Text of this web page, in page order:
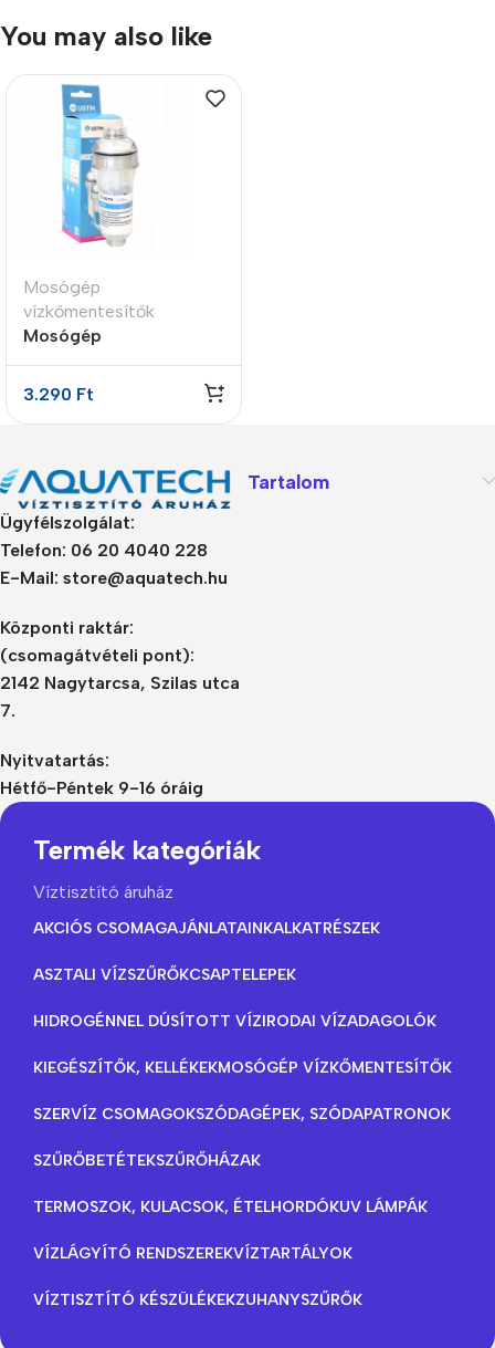
You may also like
Mosógép
vízkőmentesítők
Mosógép
polifoszfáttal
3.290 Ft
Ügyfélszolgálat:
Telefon: 06 20 4040 228
E-Mail: store@aquatech.hu
Központi raktár:
(csomagátvételi pont):
2142 Nagytarcsa, Szilas utca
7.
Nyitvatartás:
Hétfő-Péntek 9-16 óráig
Tartalom
Termék kategóriák
Víztisztító áruház
AKCIÓS CSOMAGAJÁNLATAINKALKATRÉSZEK
ASZTALI VÍZSZŰRŐKCSAPTELEPEK
HIDROGÉNNEL DÚSÍTOTT VÍZIRODAI VÍZADAGOLÓK
KIEGÉSZÍTŐK, KELLÉKEKMOSÓGÉP VÍZKŐMENTESÍTŐK
SZERVÍZ CSOMAGOKSZÓDAGÉPEK, SZÓDAPATRONOK
SZŰRŐBETÉTEKSZŰRŐHÁZAK
TERMOSZOK, KULACSOK, ÉTELHORDÓKUV LÁMPÁK
VÍZLÁGYÍTÓ RENDSZEREKVÍZTARTÁLYOK
VÍZTISZTÍTÓ KÉSZÜLÉKEKZUHANYSZŰRŐK